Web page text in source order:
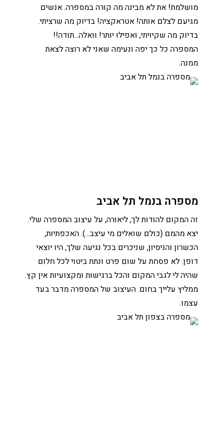
מושלמת! את לא מבינה מה קורה במספרה. אנשים
מגיעם לצלם אותה! אטראקציה! בדיוק מה שרציתי.
בדיוק מה שקיויתי, ואפילו יותר! וואלה...תודה!!
המספרה כל כך יפה ונעימה שאני לא רוצה לצאת
ממנה.
מספרה בנמל תל אביב
זה המקום להודות לך, ליאורה, על עיצוב המספרה שלי.
יצא מהמם (כולם שואלים מי עיצב...). האכפתיות,
הכשרון והניסיון, שניכרים בכל נגיעה שלך, היו יוצאי
דופן. לא פסחת על שום פרט ונתת ביטוי לכל חלום
שהיה לי לגבי המקום והכל ברגישות ומקצועיות אין קץ.
ממליץ עלייך בחום. העיצוב של המספרה מדבר בעד
עצמו.